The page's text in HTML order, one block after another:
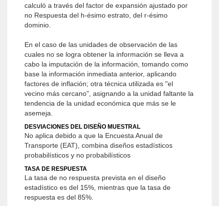
calculó a través del factor de expansión ajustado por
no Respuesta del h-ésimo estrato, del r-ésimo
dominio.
En el caso de las unidades de observación de las
cuales no se logra obtener la información se lleva a
cabo la imputación de la información, tomando como
base la información inmediata anterior, aplicando
factores de inflación; otra técnica utilizada es "el
vecino más cercano", asignando a la unidad faltante la
tendencia de la unidad económica que más se le
asemeja.
DESVIACIONES DEL DISEÑO MUESTRAL
No aplica debido a que la Encuesta Anual de
Transporte (EAT), combina diseños estadísticos
probabilísticos y no probabilísticos
TASA DE RESPUESTA
La tasa de no respuesta prevista en el diseño
estadístico es del 15%, mientras que la tasa de
respuesta es del 85%.